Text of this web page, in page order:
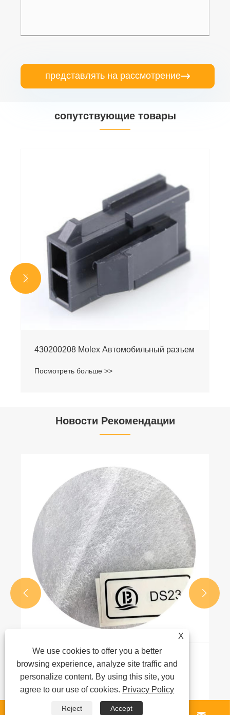
представлять на рассмотрение
сопутствующие товары
430200208 Molex Автомобильный разъем
Посмотреть больше >>


Новости Рекомендации
Роль ленты в автомобильных жгутах
проводов
Посмотреть больше >>
 
X
We use cookies to offer you a better
browsing experience, analyze site traffic and
personalize content. By using this site, you
agree to our use of cookies. Privacy Policy
Reject Accept